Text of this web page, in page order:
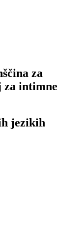
za
za intimne
jezikih